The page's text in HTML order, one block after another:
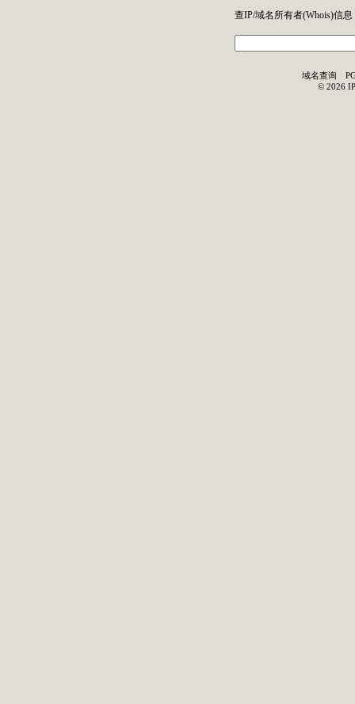
查IP/域名所有者(Whois)信息
域名查询
© 2026